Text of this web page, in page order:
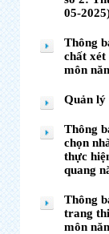
05-
Thông
chất xét
môn
Quản lý
Thông
chọn
thực
quang
Thông
trang
môn